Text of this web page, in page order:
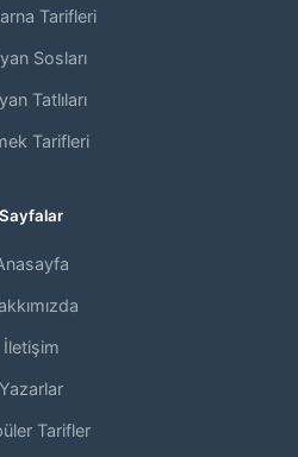
Tarifleri
Sosları
Tatlıları
Tarifleri
Sayfalar
İletişim
Yazarlar
Tarifler